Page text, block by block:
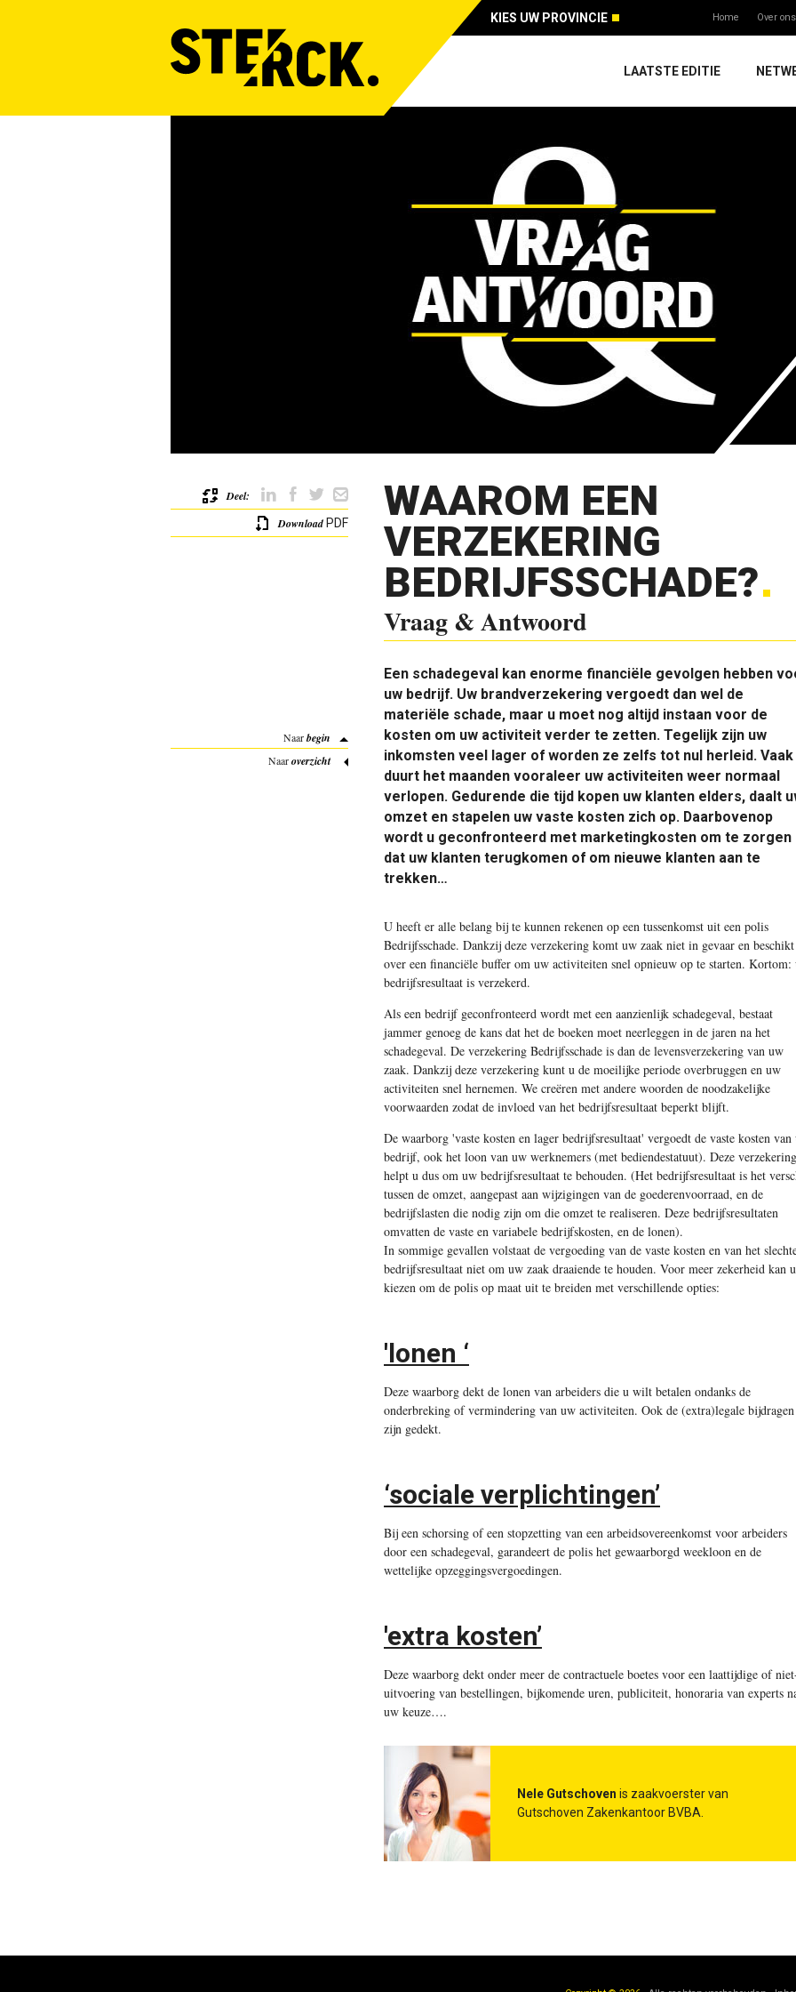
KIES UW PROVINCIE Home Over ons
LAATSTE EDITIE
WAAROM EEN
VERZEKERING
BEDRIJFSSCHADE?
Vraag & Antwoord
Een schadegeval kan enorme financiële gevolgen hebben
uw bedrijf. Uw brandverzekering vergoedt dan wel de
materiële schade, maar u moet nog altijd instaan voor de
kosten om uw activiteit verder te zetten. Tegelijk zijn uw
inkomsten veel lager of worden ze zelfs tot nul herleid. Vaak
duurt het maanden vooraleer uw activiteiten weer normaal
verlopen. Gedurende die tijd kopen uw klanten elders, daalt
omzet en stapelen uw vaste kosten zich op. Daarbovenop
wordt u geconfronteerd met marketingkosten om te zorgen
dat uw klanten terugkomen of om nieuwe klanten aan te
trekken…
U heeft er alle belang bij te kunnen rekenen op een tussenkomst uit een polis
Bedrijfsschade. Dankzij deze verzekering komt uw zaak niet in gevaar en
over een financiële buffer om uw activiteiten snel opnieuw op te starten. Kortom:
bedrijfsresultaat is verzekerd.
Als een bedrijf geconfronteerd wordt met een aanzienlijk schadegeval, bestaat
jammer genoeg de kans dat het de boeken moet neerleggen in de jaren na het
schadegeval. De verzekering Bedrijfsschade is dan de levensverzekering van uw
zaak. Dankzij deze verzekering kunt u de moeilijke periode overbruggen en uw
activiteiten snel hernemen. We creëren met andere woorden de noodzakelijke
voorwaarden zodat de invloed van het bedrijfsresultaat beperkt blijft.
De waarborg 'vaste kosten en lager bedrijfsresultaat' vergoedt de vaste kosten van
bedrijf, ook het loon van uw werknemers (met bediendestatuut). Deze verzekering
helpt u dus om uw bedrijfsresultaat te behouden. (Het bedrijfsresultaat is het
tussen de omzet, aangepast aan wijzigingen van de goederenvoorraad, en de
bedrijfslasten die nodig zijn om die omzet te realiseren. Deze bedrijfsresultaten
omvatten de vaste en variabele bedrijfskosten, en de lonen).
In sommige gevallen volstaat de vergoeding van de vaste kosten en van het
bedrijfsresultaat niet om uw zaak draaiende te houden. Voor meer zekerheid kan u
kiezen om de polis op maat uit te breiden met verschillende opties:
'lonen ‘
Deze waarborg dekt de lonen van arbeiders die u wilt betalen ondanks de
onderbreking of vermindering van uw activiteiten. Ook de (extra)legale bijdragen
zijn gedekt.
‘sociale verplichtingen’
Bij een schorsing of een stopzetting van een arbeidsovereenkomst voor arbeiders
door een schadegeval, garandeert de polis het gewaarborgd weekloon en de
wettelijke opzeggingsvergoedingen.
'extra kosten’
Deze waarborg dekt onder meer de contractuele boetes voor een laattijdige of
uitvoering van bestellingen, bijkomende uren, publiciteit, honoraria van experts
uw keuze….
Nele Gutschoven is zaakvoerster van
Gutschoven Zakenkantoor BVBA.
Deel:
DownloadPDF
Naarbegin
Naaroverzicht